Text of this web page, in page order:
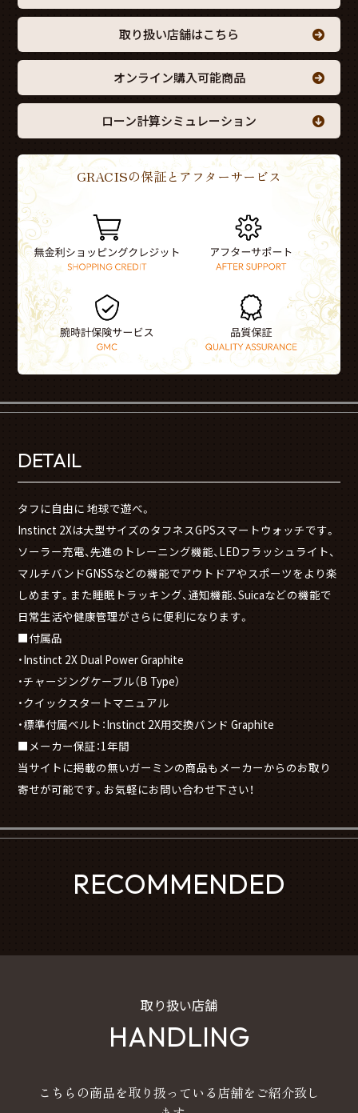
取り扱い店舗はこちら
オンライン購入可能商品
ローン計算シミュレーション
GRACISの保証とアフターサービス
DETAIL
タフに自由に 地球で遊べ。
Instinct 2Xは大型サイズのタフネスGPSスマートウォッチです。
ソーラー充電、先進のトレーニング機能、LEDフラッシュライト、
マルチバンドGNSSなどの機能でアウトドアやスポーツをより楽
しめます。また睡眠トラッキング、通知機能、Suicaなどの機能で
日常生活や健康管理がさらに便利になります。
■付属品
・Instinct 2X Dual Power Graphite
・チャージングケーブル（B Type）
・クイックスタートマニュアル
・標準付属ベルト：Instinct 2X用交換バンド Graphite
■メーカー保証：1年間
当サイトに掲載の無いガーミンの商品もメーカーからのお取り
寄せが可能です。お気軽にお問い合わせ下さい！
RECOMMENDED
取り扱い店舗
HANDLING
こちらの商品を取り扱っている店舗をご紹介致し